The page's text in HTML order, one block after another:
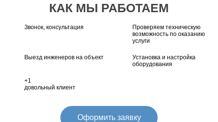
КАК МЫ РАБОТАЕМ
Звонок, консультация
Проверяем техническую
возможность по оказанию
услуги
Выезд инженеров на объект
Установка и настройка
оборудования
+1
довольный клиент
Оформить заявку